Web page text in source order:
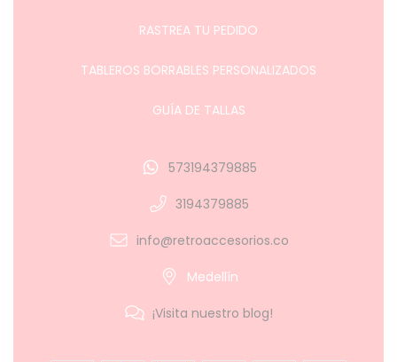
RASTREA TU PEDIDO
TABLEROS BORRABLES PERSONALIZADOS
GUÍA DE TALLAS
573194379885
3194379885
info@retroaccesorios.co
Medellín
¡Visita nuestro blog!